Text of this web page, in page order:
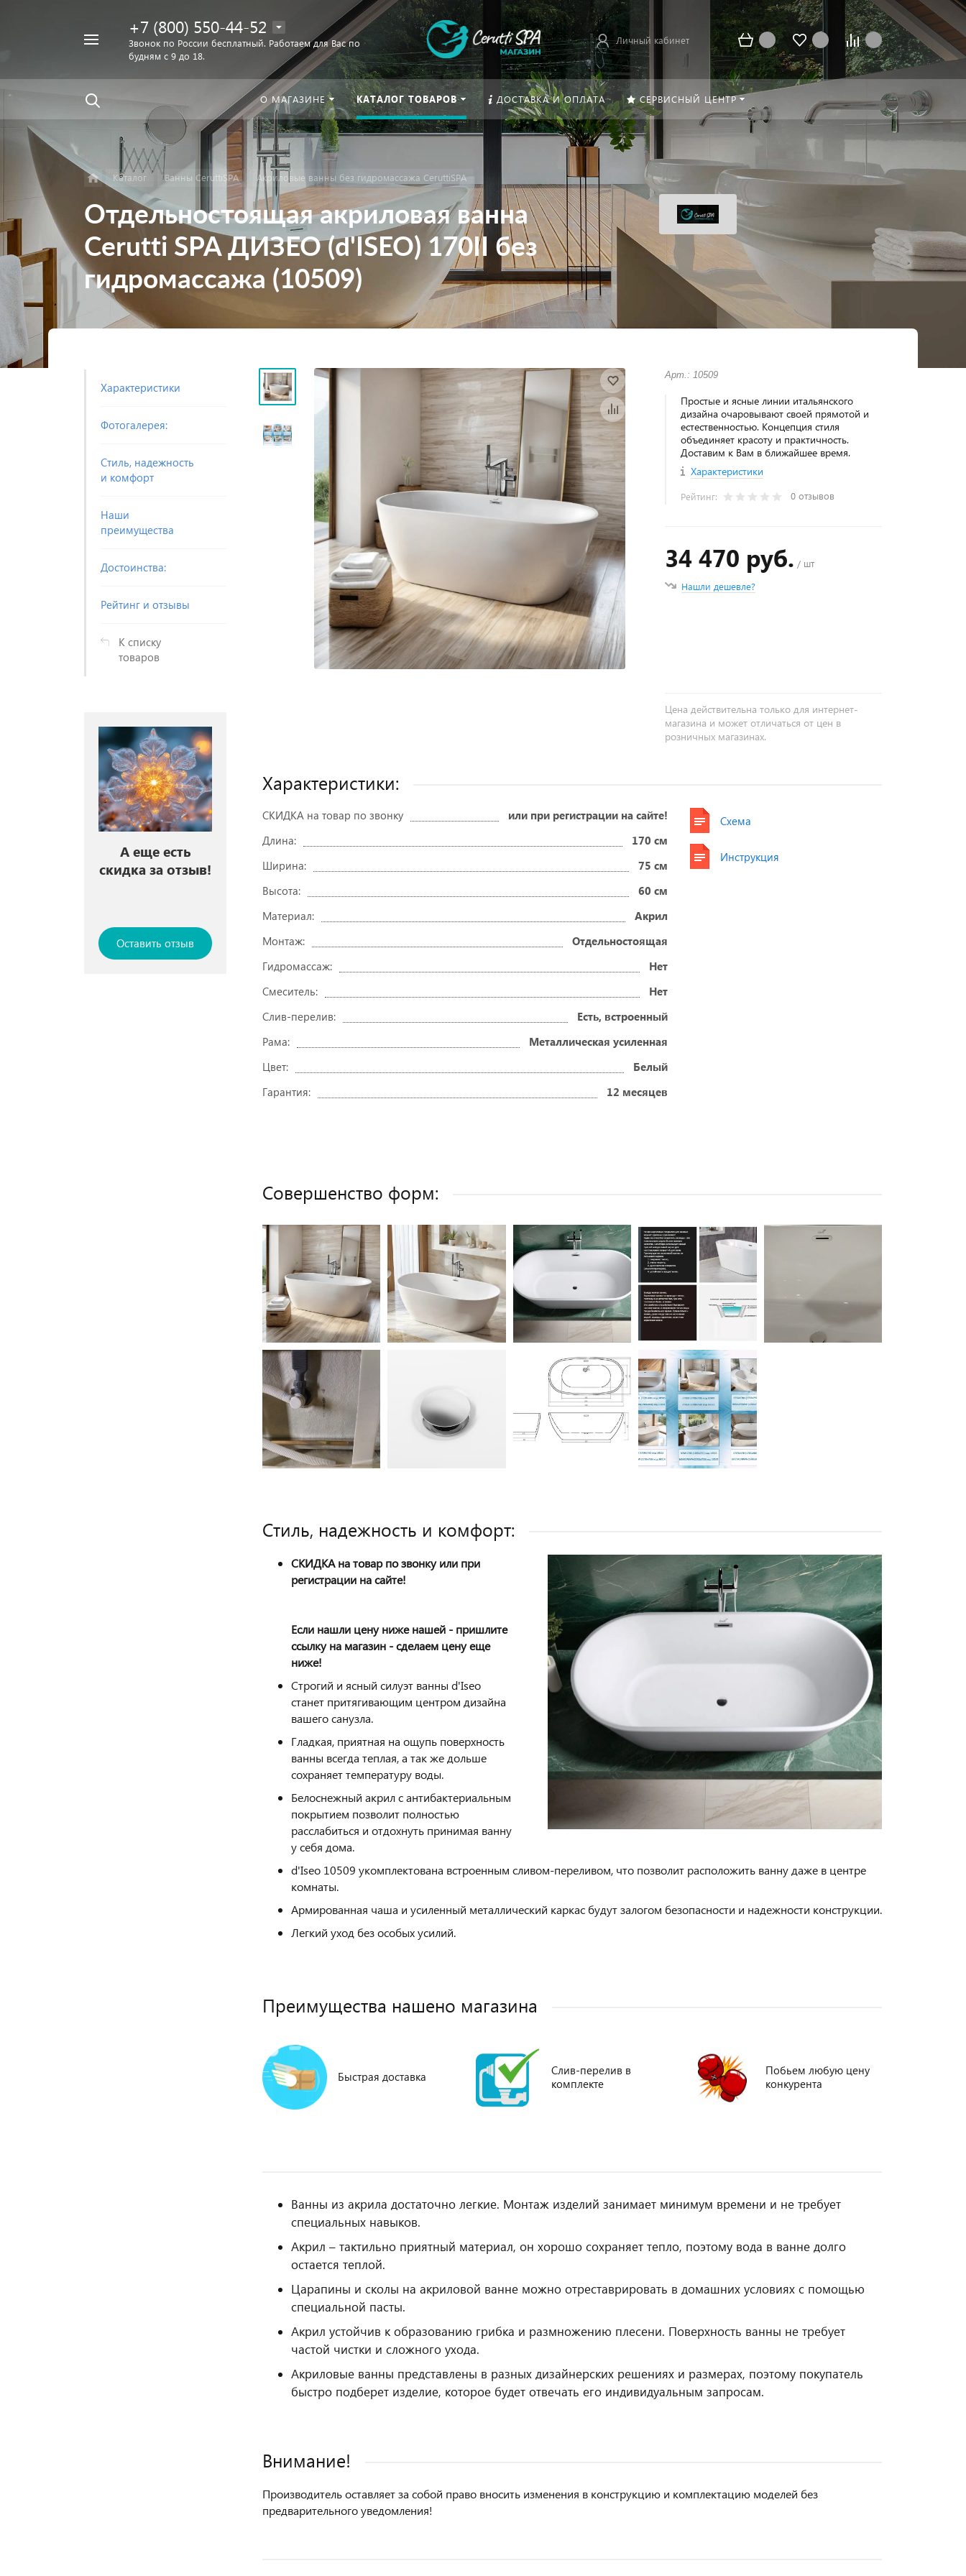
+7 (800) 550-44-52
Звонок по России бесплатный. Работаем для Вас по
будням с 9 до 18.
Личный кабинет
О МАГАЗИНЕ КАТАЛОГ ТОВАРОВ ДОСТАВКА И ОПЛАТА СЕРВИСНЫЙ ЦЕНТР
Каталог Ванны CeruttiSPA Акриловые ванны без гидромассажа CeruttiSPA
Отдельностоящая акриловая ванна
Cerutti SPA ДИЗЕО (d'ISEO) 170II без
гидромассажа (10509)
Характеристики
Фотогалерея:
Стиль, надежность
и комфорт
Наши
преимущества
Достоинства:
Рейтинг и отзывы
К списку
товаров
А еще есть
скидка за отзыв!
Оставить отзыв
Арт.: 10509
Простые и ясные линии итальянского
дизайна очаровывают своей прямотой и
естественностью. Концепция стиля
объединяет красоту и практичность.
Доставим к Вам в ближайшее время.
Характеристики
Рейтинг: 0 отзывов
34 470 руб. / шт
Нашли дешевле?
Цена действительна только для интернет-
магазина и может отличаться от цен в
розничных магазинах.
Характеристики:
СКИДКА на товар по звонку
или при регистрации на сайте!
Длина:
170 см
Ширина:
75 см
Высота:
60 см
Материал:
Акрил
Монтаж:
Отдельностоящая
Гидромассаж:
Нет
Смеситель:
Нет
Слив-перелив:
Есть, встроенный
Рама:
Металлическая усиленная
Цвет:
Белый
Гарантия:
12 месяцев
Схема
Инструкция
Совершенство форм:
Стиль, надежность и комфорт:
СКИДКА на товар по звонку или при
регистрации на сайте!
Если нашли цену ниже нашей - пришлите
ссылку на магазин - сделаем цену еще
ниже!
Строгий и ясный силуэт ванны d'Iseo
станет притягивающим центром дизайна
вашего санузла.
Гладкая, приятная на ощупь поверхность
ванны всегда теплая, а так же дольше
сохраняет температуру воды.
Белоснежный акрил с антибактериальным
покрытием позволит полностью
расслабиться и отдохнуть принимая ванну
у себя дома.
d'Iseo 10509 укомплектована встроенным сливом-переливом, что позволит расположить ванну даже в центре
комнаты.
Армированная чаша и усиленный металлический каркас будут залогом безопасности и надежности конструкции.
Легкий уход без особых усилий.
Преимущества нашено магазина
Быстрая доставка
Слив-перелив в
комплекте
Побьем любую цену
конкурента
Ванны из акрила достаточно легкие. Монтаж изделий занимает минимум времени и не требует
специальных навыков.
Акрил – тактильно приятный материал, он хорошо сохраняет тепло, поэтому вода в ванне долго
остается теплой.
Царапины и сколы на акриловой ванне можно отреставрировать в домашних условиях с помощью
специальной пасты.
Акрил устойчив к образованию грибка и размножению плесени. Поверхность ванны не требует
частой чистки и сложного ухода.
Акриловые ванны представлены в разных дизайнерских решениях и размерах, поэтому покупатель
быстро подберет изделие, которое будет отвечать его индивидуальным запросам.
Внимание!
Производитель оставляет за собой право вносить изменения в конструкцию и комплектацию моделей без
предварительного уведомления!